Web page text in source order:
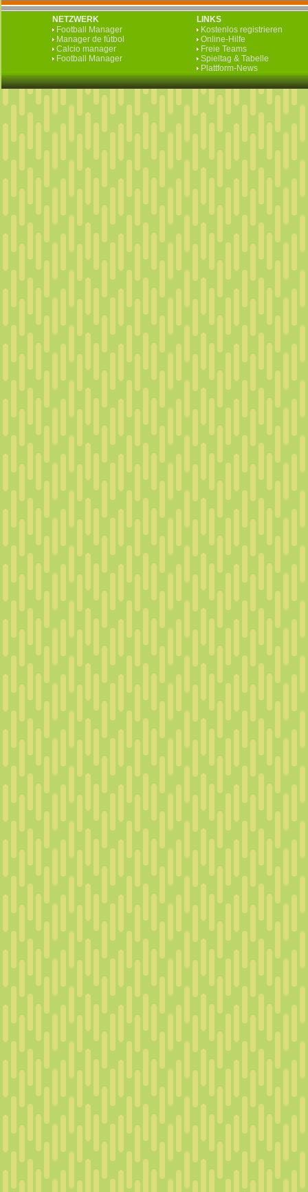
NETZWERK
Football Manager
Manager de fútbol
Calcio manager
Football Manager
LINKS
Kostenlos registrieren
Online-Hilfe
Freie Teams
Spieltag & Tabelle
Plattform-News